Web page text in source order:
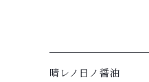
晴レノ日ノ醤油